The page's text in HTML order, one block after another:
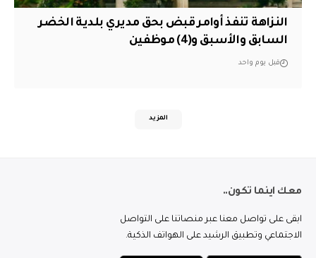
النزاهة تنفذ أوامر قبض بحق مديري بلدية الخضر
السابق والأسبق و(4) موظفين
قبل يوم واحد
المزيد
معك اينما تكون..
ابقى على تواصل معنا عبر منصاتنا على التواصل
الاجتماعي وتطبيق الرشيد على الهواتف الذكية.